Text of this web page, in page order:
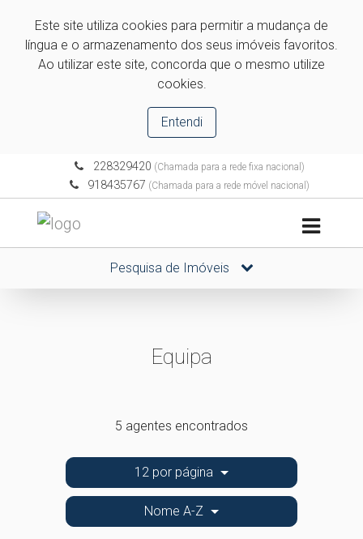
Este site utiliza cookies para permitir a mudança de
língua e o armazenamento dos seus imóveis favoritos.
Ao utilizar este site, concorda que o mesmo utilize
cookies.
Entendi
228329420 (Chamada para a rede fixa nacional)
918435767 (Chamada para a rede móvel nacional)
Pesquisa de Imóveis
Equipa
5 agentes encontrados
12 por página
Nome A-Z